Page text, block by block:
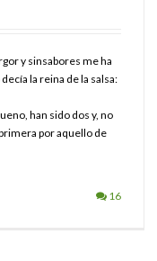
y sinsabores me ha
la reina de la salsa:
han sido dos y, no
por aquello de
16